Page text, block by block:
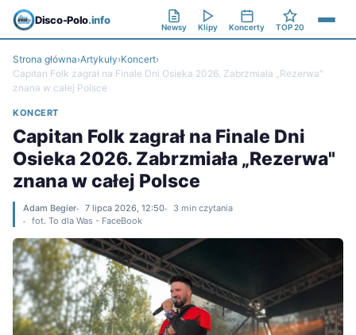
Disco-Polo.info
Newsy Klipy Koncerty TOP 20
Strona główna›Artykuły›Koncert›
Capitan Folk zagrał na Finale Dni Osieka 2026. Zabrzmiała „Rezerwa"
znana w całej Polsce
KONCERT
Capitan Folk zagrał na Finale Dni
Osieka 2026. Zabrzmiała „Rezerwa"
znana w całej Polsce
Adam Begier 7 lipca 2026, 12:50
3 min czytania
fot. To dla Was - FaceBook